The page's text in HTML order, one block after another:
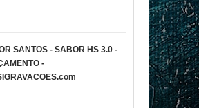
SANTOS - SABOR HS 3.0 -
-